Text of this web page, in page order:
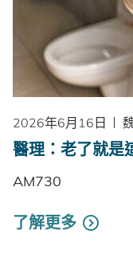
2026年6月16日
醫理：老了就是
AM730
了解更多